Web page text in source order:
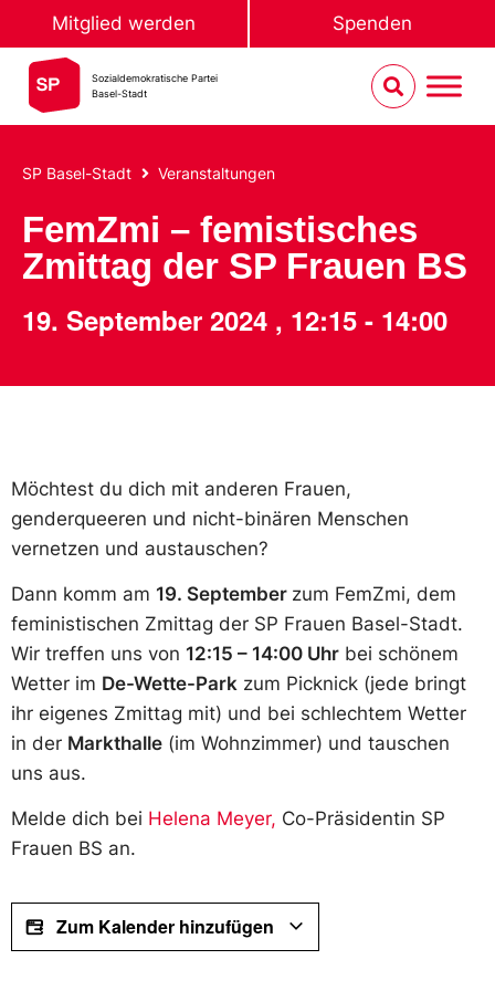
Mitglied werden Spenden
Sozialdemokratische Partei
Basel-Stadt
SP Basel-Stadt Veranstaltungen
FemZmi – femistisches
Zmittag der SP Frauen BS
19. September 2024 , 12:15 - 14:00
Möchtest du dich mit anderen Frauen,
genderqueeren und nicht-binären Menschen
vernetzen und austauschen?
Dann komm am 19. September zum FemZmi, dem
feministischen Zmittag der SP Frauen Basel-Stadt.
Wir treffen uns von 12:15 – 14:00 Uhr bei schönem
Wetter im De-Wette-Park zum Picknick (jede bringt
ihr eigenes Zmittag mit) und bei schlechtem Wetter
in der Markthalle (im Wohnzimmer) und tauschen
uns aus.
Melde dich bei Helena Meyer, Co-Präsidentin SP
Frauen BS an.
Zum Kalender hinzufügen